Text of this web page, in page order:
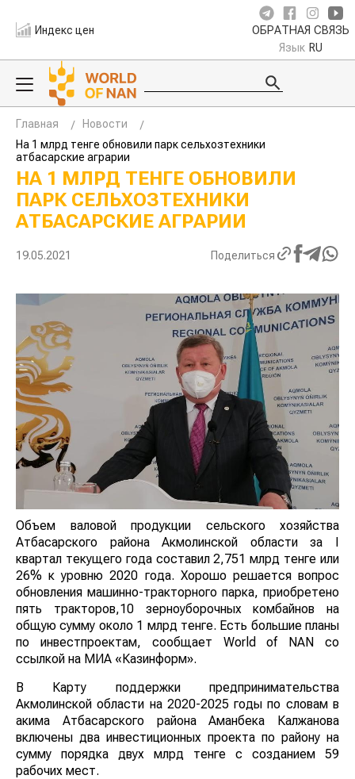
Индекс цен ОБРАТНАЯ СВЯЗЬ
Язык RU
Главная
Новости
На 1 млрд тенге обновили парк сельхозтехники
атбасарские аграрии
НА 1 МЛРД ТЕНГЕ ОБНОВИЛИ
ПАРК СЕЛЬХОЗТЕХНИКИ
АТБАСАРСКИЕ АГРАРИИ
19.05.2021 Поделиться
Объем валовой продукции сельского хозяйства
Атбасарского района Акмолинской области за І
квартал текущего года составил 2,751 млрд тенге или
26% к уровню 2020 года. Хорошо решается вопрос
обновления машинно-тракторного парка, приобретено
пять тракторов,10 зерноуборочных комбайнов на
общую сумму около 1 млрд тенге. Есть большие планы
по инвестпроектам, сообщает World of NAN со
ссылкой на МИА «Казинформ».
В Карту поддержки предпринимательства
Акмолинской области на 2020-2025 годы по словам в
акима Атбасарского района Аманбека Калжанова
включены два инвестиционных проекта по району на
сумму порядка двух млрд тенге с созданием 59
рабочих мест.